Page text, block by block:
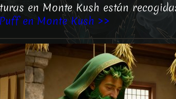
en Monte Kush están
en Monte Kush >>